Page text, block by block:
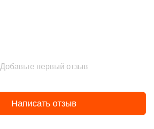
Добавьте первый отзыв
Написать отзыв